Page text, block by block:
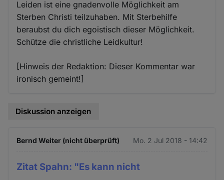
Leiden ist eine gnadenvolle Möglichkeit am
Sterben Christi teilzuhaben. Mit Sterbehilfe
beraubst du dich egoistisch dieser Möglichkeit.
Schütze die christliche Leidkultur!
[Hinweis der Redaktion: Dieser Kommentar war
ironisch gemeint!]
Diskussion anzeigen
Bernd Weiter (nicht überprüft) Mo. 2 Jul 2018 - 14:42
Zitat Spahn: "Es kann nicht